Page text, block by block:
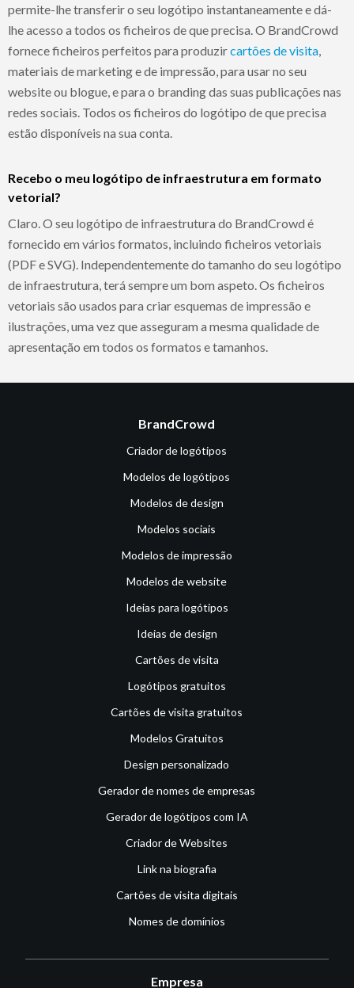
permite-lhe transferir o seu logótipo instantaneamente e dá-
lhe acesso a todos os ficheiros de que precisa. O BrandCrowd
fornece ficheiros perfeitos para produzircartões de visita
materiais de marketing e de impressão, para usar no seu
website ou blogue, e para o branding das suas publicações nas
redes sociais. Todos os ficheiros do logótipo de que precisa
estão disponíveis na sua conta.
Recebo o meu logótipo de infraestrutura em formato
vetorial?
Claro. O seu logótipo de infraestrutura do BrandCrowd é
fornecido em vários formatos, incluindo ficheiros vetoriais
(PDF e SVG). Independentemente do tamanho do seu logótipo
de infraestrutura, terá sempre um bom aspeto. Os ficheiros
vetoriais são usados para criar esquemas de impressão e
ilustrações, uma vez que asseguram a mesma qualidade de
apresentação em todos os formatos e tamanhos.
BrandCrowd
Criador de logótipos
Modelos de logótipos
Modelos de design
Modelos sociais
Modelos de impressão
Modelos de website
Ideias para logótipos
Ideias de design
Cartões de visita
Logótipos gratuitos
Cartões de visita gratuitos
Modelos Gratuitos
Design personalizado
Gerador de nomes de empresas
Gerador de logótipos com IA
Criador de Websites
Link na biografia
Cartões de visita digitais
Nomes de domínios
Empresa